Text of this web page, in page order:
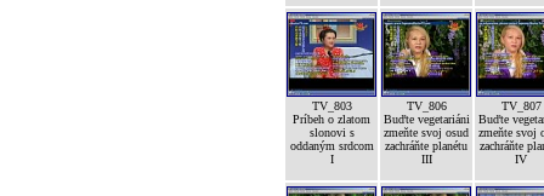
TV_803
Príbeh o zlatom
slonovi s
oddaným srdcom
I
TV_806
Buďte vegetariáni
zmeňte svoj osud
zachráňte planétu
III
TV_807
Buďte
zmeňte svoj
zachráňte
IV